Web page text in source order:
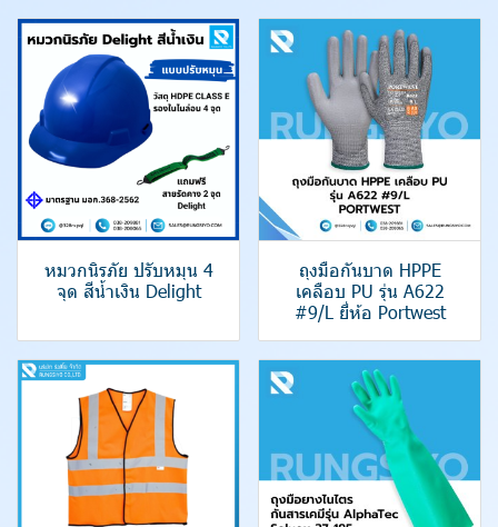
หมวกนิรภัย ปรับหมุน 4
จุด สีน้ำเงิน Delight
ถุงมือกันบาด HPPE
เคลือบ PU รุ่น A622
#9/L ยี่ห้อ Portwest